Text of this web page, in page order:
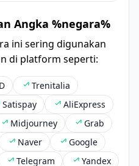
Angka %negara%
ini sering digunakan
di platform seperti:
Trenitalia
Satispay
AliExpress
Midjourney
Grab
Naver
Google
Telegram
Yandex